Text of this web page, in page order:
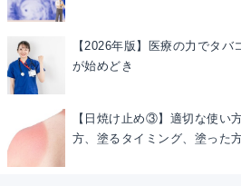
【2026年版】医療の力でタ
が始めどき
【日焼け止め③】適切な使い
方、塗るタイミング、塗った